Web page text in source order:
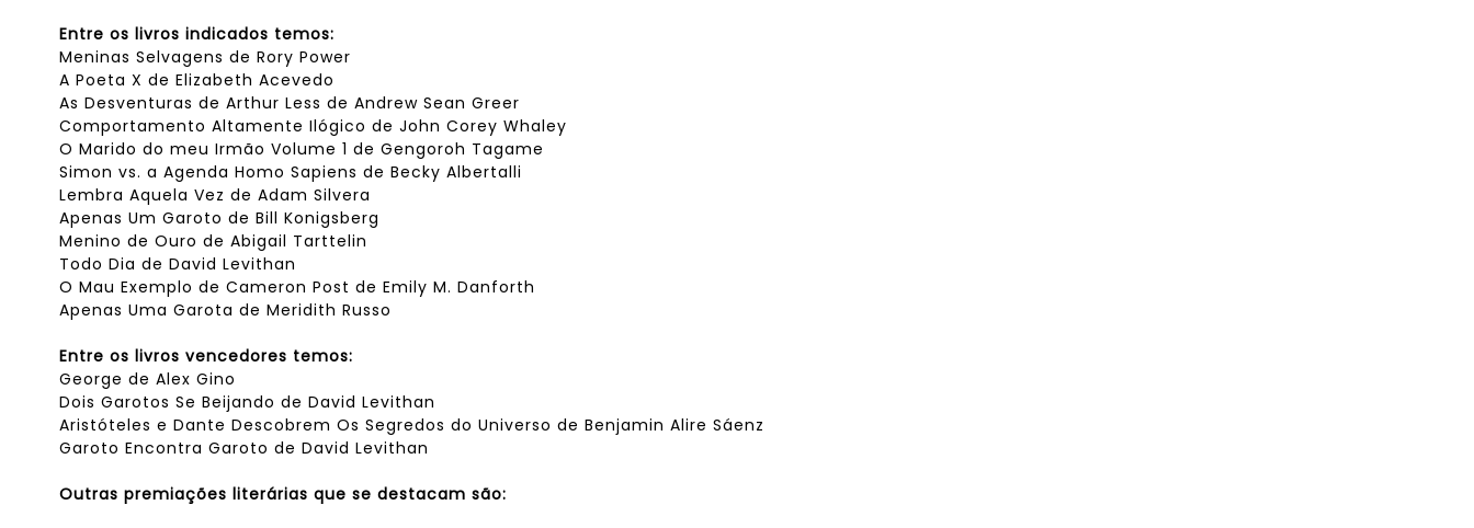
Entre os livros indicados temos:
Meninas Selvagens de Rory Power
A Poeta X de Elizabeth Acevedo
As Desventuras de Arthur Less de Andrew Sean Greer
Comportamento Altamente Ilógico de John Corey Whaley
O Marido do meu Irmão Volume 1 de Gengoroh Tagame
Simon vs. a Agenda Homo Sapiens de Becky Albertalli
Lembra Aquela Vez de Adam Silvera
Apenas Um Garoto de Bill Konigsberg
Menino de Ouro de Abigail Tarttelin
Todo Dia de David Levithan
O Mau Exemplo de Cameron Post de Emily M. Danforth
Apenas Uma Garota de Meridith Russo
Entre os livros vencedores temos:
George de Alex Gino
Dois Garotos Se Beijando de David Levithan
Aristóteles e Dante Descobrem Os Segredos do Universo de Benjamin Alire Sáenz
Garoto Encontra Garoto de David Levithan
Outras premiações literárias que se destacam são: